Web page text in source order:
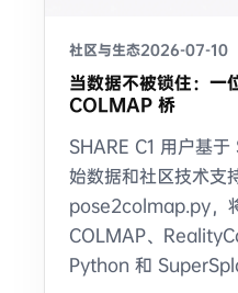
社区与生态2026-07-10
当数据不被锁住：一
COLMAP 桥
SHARE C1 用户基
始数据和社区技术支
pose2colmap.py，
COLMAP、
Python 和